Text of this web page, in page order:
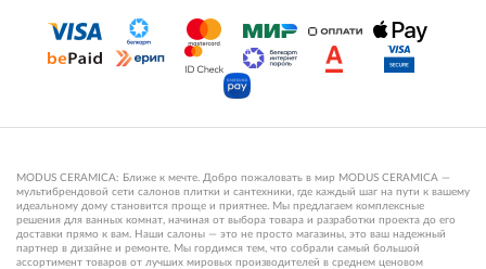
MODUS CERAMICA: Ближе к мечте. Добро пожаловать в мир MODUS CERAMICA —
мультибрендовой сети салонов плитки и сантехники, где каждый шаг на пути к вашему
идеальному дому становится проще и приятнее. Мы предлагаем комплексные
решения для ванных комнат, начиная от выбора товара и разработки проекта до его
доставки прямо к вам. Наши салоны — это не просто магазины, это ваш надежный
партнер в дизайне и ремонте. Мы гордимся тем, что собрали самый большой
ассортимент товаров от лучших мировых производителей в среднем ценовом